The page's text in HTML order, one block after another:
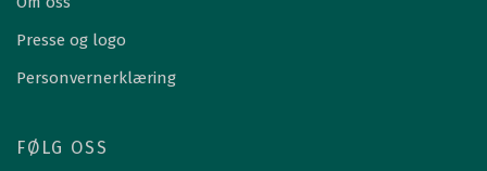
Presse og logo
Personvernerklæring
FØLG OSS